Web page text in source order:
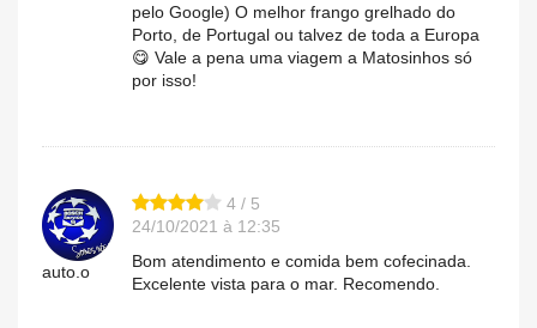
pelo Google) O melhor frango grelhado do
Porto, de Portugal ou talvez de toda a Europa
😋 Vale a pena uma viagem a Matosinhos só
por isso!
auto.o
4 / 5
24/10/2021 à 12:35
Bom atendimento e comida bem cofecinada.
Excelente vista para o mar. Recomendo.